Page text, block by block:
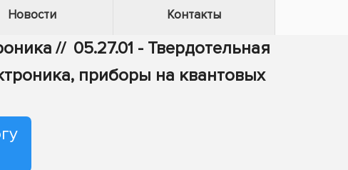
Новости Контакты
// 05.27.01 - Твердотельная
приборы на квантовых